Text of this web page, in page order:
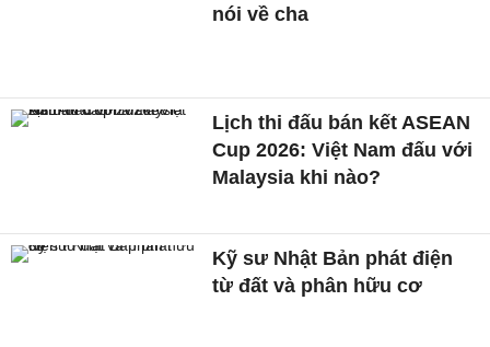
nói về cha
Lịch thi đấu bán kết ASEAN
Cup 2026: Việt Nam đấu với
Malaysia khi nào?
Kỹ sư Nhật Bản phát điện
từ đất và phân hữu cơ